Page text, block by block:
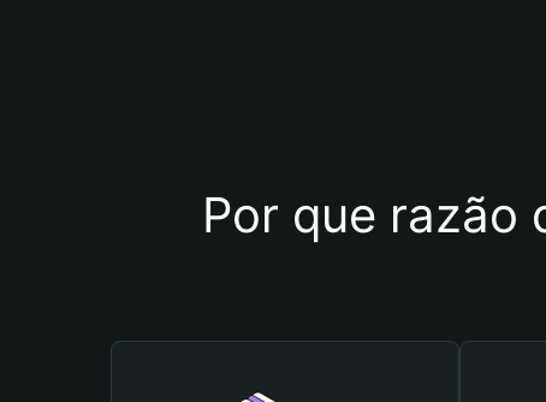
Por que razão